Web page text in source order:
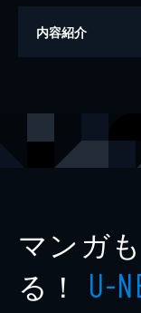
著者
内容紹介
マンガ
る！ U-